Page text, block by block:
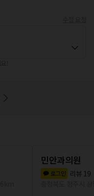
민안과의원
로그인 리뷰 19